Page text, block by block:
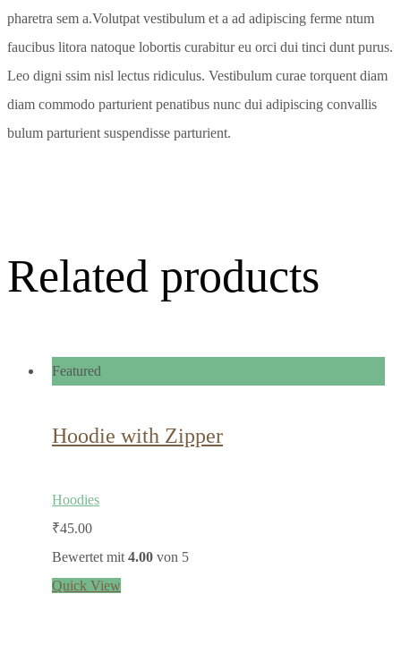
pharetra sem a.Volutpat vestibulum et a ad adipiscing ferme ntum
faucibus litora natoque lobortis curabitur eu orci dui tinci dunt purus.
Leo digni ssim nisl lectus ridiculus. Vestibulum curae torquent diam
diam commodo parturient penatibus nunc dui adipiscing convallis
bulum parturient suspendisse parturient.
Related products
Featured
Hoodie with Zipper
Hoodies
₹45.00
Bewertet mit 4.00 von 5
Quick View